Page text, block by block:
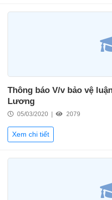
Thông báo V/v bảo vệ
Lương
05/03/2020 | 2079
Xem chi tiết